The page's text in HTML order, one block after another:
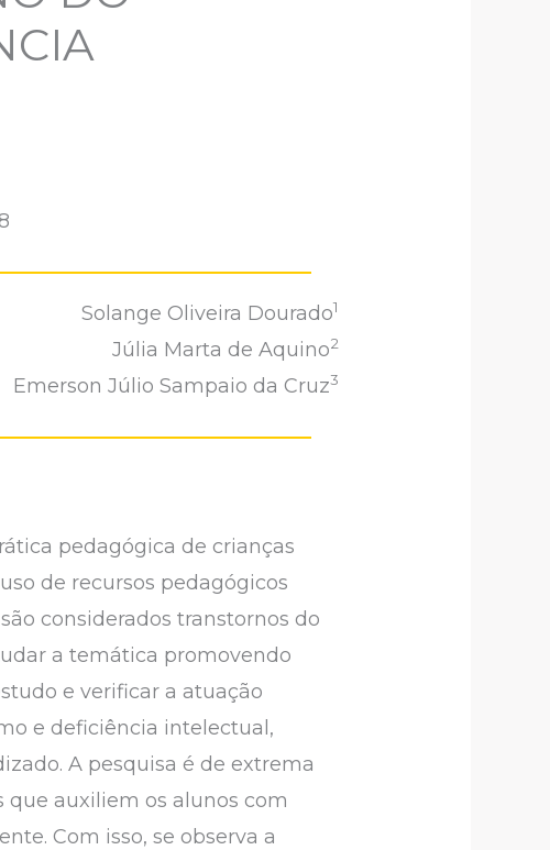
Solange Oliveira Dourado1
Júlia Marta de Aquino2
Emerson Júlio Sampaio da Cruz3
pedagógica de crianças
de recursos pedagógicos
considerados transtornos do
a temática promovendo
e verificar a atuação
e deficiência intelectual,
A pesquisa é de extrema
que auxiliem os alunos com
Com isso, se observa a